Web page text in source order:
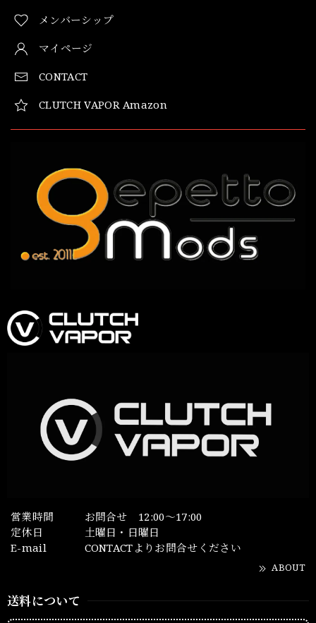
メンバーシップ
マイページ
CONTACT
CLUTCH VAPOR Amazon
営業時間
お問合せ 12:00～17:00
定休日
土曜日・日曜日
E-mail
CONTACTよりお問合せください
ABOUT
送料について